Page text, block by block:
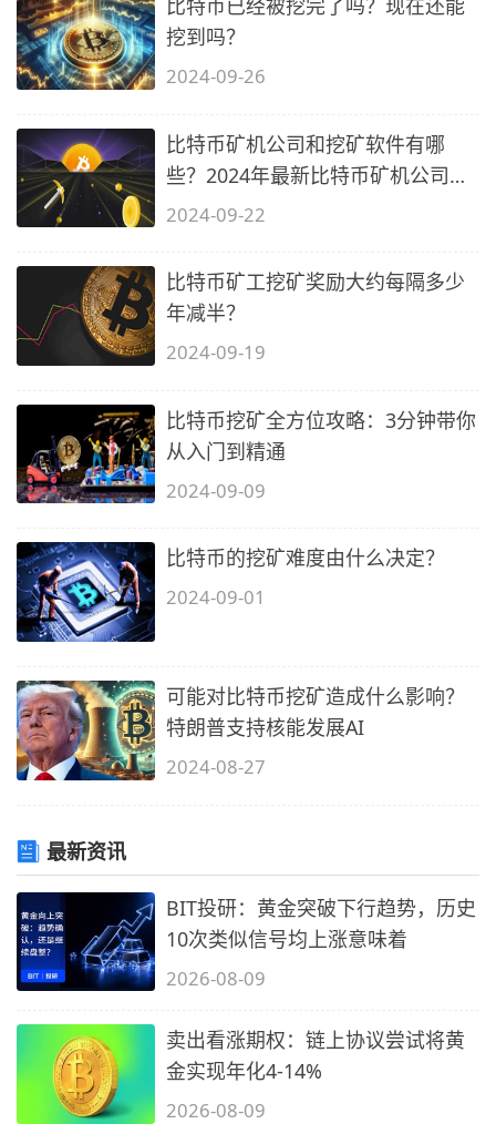
比特币已经被挖完了吗？现在还能
挖到吗？
2024-09-26
比特币矿机公司和挖矿软件有哪
些？2024年最新比特币矿机公司排
名
2024-09-22
比特币矿工挖矿奖励大约每隔多少
年减半？
2024-09-19
比特币挖矿全方位攻略：3分钟带你
从入门到精通
2024-09-09
比特币的挖矿难度由什么决定？
2024-09-01
可能对比特币挖矿造成什么影响？
特朗普支持核能发展AI
2024-08-27
最新资讯
BIT投研：黄金突破下行趋势，历史
10次类似信号均上涨意味着
2026-08-09
卖出看涨期权：链上协议尝试将黄
金实现年化4-14%
2026-08-09